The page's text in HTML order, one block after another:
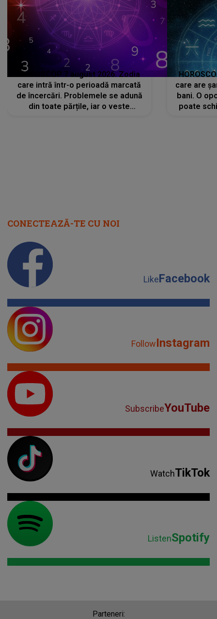
HOROSCOP 7 august 2026. Zodia
care intră într-o perioadă marcată
de încercări. Problemele se adună
din toate părțile, iar o veste
care are
bani. O
poate
CONECTEAZĂ-TE CU NOI
LikeFacebook
FollowInstagram
SubscribeYouTube
WatchTikTok
ListenSpotify
Parteneri: